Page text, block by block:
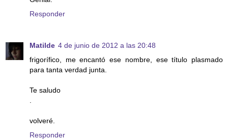
Responder
Matilde 4 de junio de 2012 a las 20:48
frigorífico, me encantó ese nombre, ese título plasmado
para tanta verdad junta.
Te saludo
volveré.
Responder